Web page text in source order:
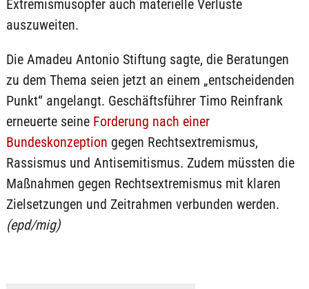
Extremismusopfer auch materielle Verluste
auszuweiten.
Die Amadeu Antonio Stiftung sagte, die Beratungen
zu dem Thema seien jetzt an einem „entscheidenden
Punkt“ angelangt. Geschäftsführer Timo Reinfrank
erneuerte seine Forderung nach einer
Bundeskonzeption gegen Rechtsextremismus,
Rassismus und Antisemitismus. Zudem müssten die
Maßnahmen gegen Rechtsextremismus mit klaren
Zielsetzungen und Zeitrahmen verbunden werden.
(epd/mig)